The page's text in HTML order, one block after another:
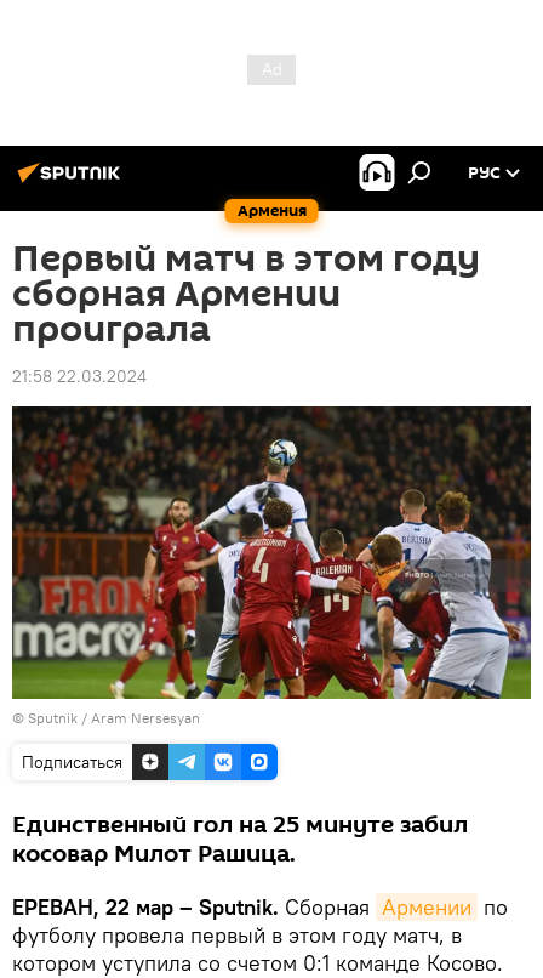
Армения
РУС
Первый матч в этом году
сборная Армении
проиграла
21:58 22.03.2024
© Sputnik / Aram Nersesyan
Подписаться
Единственный гол на 25 минуте забил
косовар Милот Рашица.
ЕРЕВАН, 22 мар – Sputnik. Сборная Армении по
футболу провела первый в этом году матч, в
котором уступила со счетом 0:1 команде Косово.